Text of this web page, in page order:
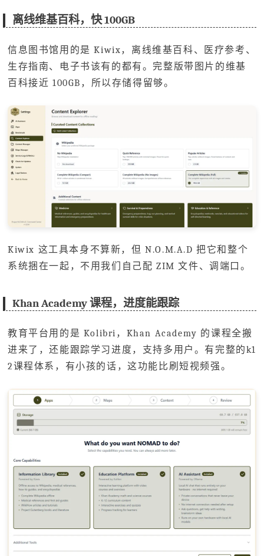
离线维基百科，快 100GB
信息图书馆用的是 Kiwix，离线维基百科、医疗参考、
生存指南、电子书该有的都有。完整版带图片的维基
百科接近 100GB，所以存储得留够。
Kiwix 这工具本身不算新，但 N.O.M.A.D 把它和整个
系统捆在一起，不用我们自己配 ZIM 文件、调端口。
Khan Academy 课程，进度能跟踪
教育平台用的是 Kolibri，Khan Academy 的课程全搬
进来了，还能跟踪学习进度，支持多用户。有完整的k1
2课程体系，有小孩的话，这功能比刷短视频强。